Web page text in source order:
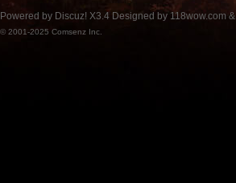
Powered by Discuz! X3.4 Designed by 118wow.com &
© 2001-2025 Comsenz Inc.